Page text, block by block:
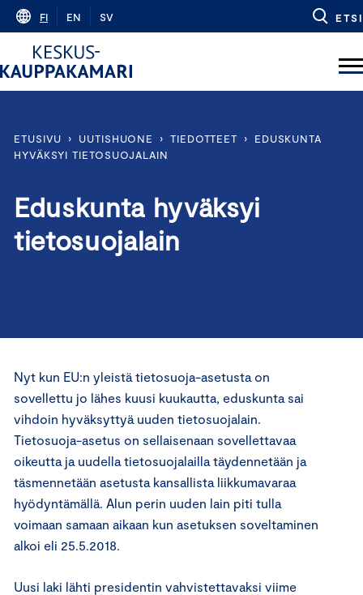
Skip
content
FI EN SV ETSI
ETUSIVU › UUTISHUONE › TIEDOTTEET ›
EDUSKUNTA
HYVÄKSYI TIETOSUOJALAIN
Eduskunta hyväksyi
tietosuojalain
Nyt kun EU:n yleistä tietosuoja-asetusta on
sovellettu jo lähes kuusi kuukautta, eduskunta sai
vihdoin hyväksyttyä uuden tietosuojalain.
Tietosuoja-asetus on sellaisenaan sovellettavaa
oikeutta ja uudella tietosuojalailla täydennetään ja
täsmennetään asetusta kansallista liikkumavaraa
hyödyntämällä. Alun perin uuden lain piti tulla
voimaan samaan aikaan kun asetuksen soveltaminen
alkoi eli 25.5.2018.
Uusi laki lähti presidentin vahvistettavaksi viime